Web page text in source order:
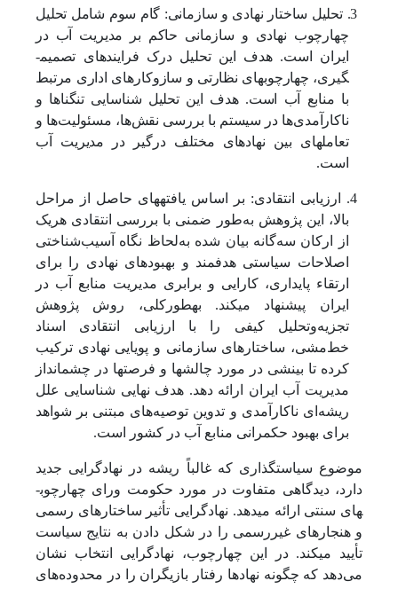
3. تحلیل ساختار نهادی و سازمانی: گام سوم شامل تحلیل
چهارچوب نهادی و سازمانی حاکم بر مدیریت آب در
ایران است. هدف این تحلیل درک فرایندهای تصمیم­
گیری، چهارچوب­های نظارتی و سازوکار­های اداری مرتبط
با منابع آب است. هدف این تحلیل شناسایی تنگناها و
ناکارآمدی‌ها در سیستم با بررسی نقش‌ها، مسئولیت‌ها و
تعامل­های بین نهادهای مختلف درگیر در مدیریت آب
است.
4. ارزیابی انتقادی: بر اساس یافته­های حاصل از مراحل
بالا، این پژوهش به‌طور ضمنی با بررسی انتقادی هریک
از ارکان سه‌گانه بیان‌ شده به‌لحاظ نگاه آسیب‌شناختی
اصلاحات سیاستی هدفمند و بهبودهای نهادی را برای
ارتقاء پایداری، کارایی و برابری مدیریت منابع آب در
ایران پیشنهاد می­کند. به­طورکلی، روش پژوهش
تجزیه‌و‌تحلیل کیفی را با ارزیابی انتقادی اسناد
خط‌مشی، ساختارهای سازمانی و پویایی نهادی ترکیب
کرده تا بینشی در مورد چالش­ها و فرصت­ها در چشم­انداز
مدیریت آب ایران ارائه دهد. هدف نهایی شناسایی علل
ریشه‌ای ناکارآمدی و تدوین توصیه‌های مبتنی بر شواهد
برای بهبود حکمرانی منابع آب در کشور است.
موضوع سیاست­گذاری که غالباً ریشه در نهادگرایی جدید
دارد، دیدگاهی متفاوت در مورد حکومت ورای چهارچوب­
های سنتی ارائه می­دهد. نهادگرایی تأثیر ساختارهای رسمی
و هنجارهای غیررسمی را در شکل دادن به نتایج سیاست
تأیید می­کند. در این چهارچوب، نهادگرایی انتخاب نشان
می‌دهد که چگونه نهادها رفتار بازیگران را در محدوده‌های